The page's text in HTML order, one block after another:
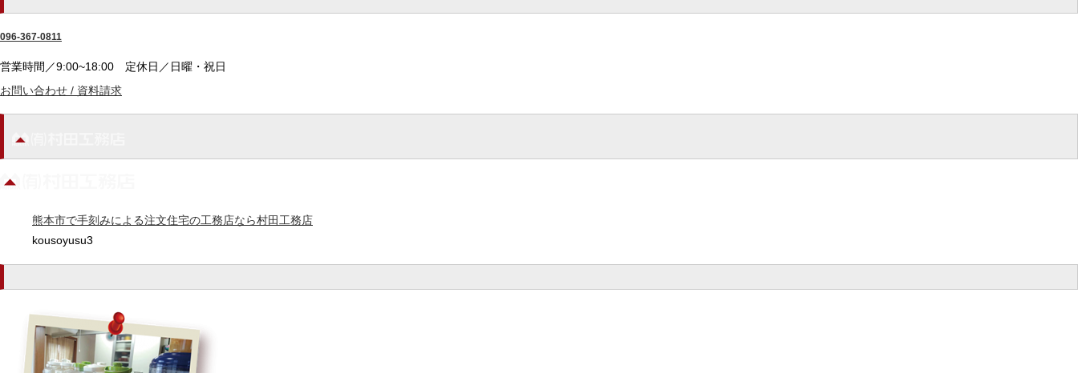
096-367-0811
営業時間／9:00~18:00 定休日／日曜・祝日
お問い合わせ / 資料請求
熊本市で手刻みによる注文住宅の工務店なら村田工務店
kousoyusu3